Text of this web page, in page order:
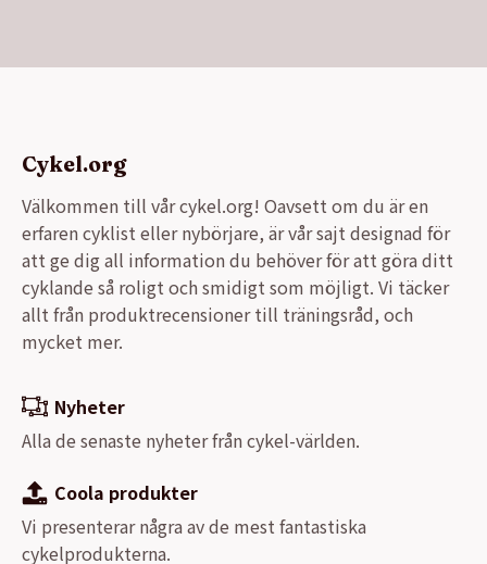
Cykel.org
Välkommen till vår cykel.org! Oavsett om du är en
erfaren cyklist eller nybörjare, är vår sajt designad för
att ge dig all information du behöver för att göra ditt
cyklande så roligt och smidigt som möjligt. Vi täcker
allt från produktrecensioner till träningsråd, och
mycket mer.
Nyheter
Alla de senaste nyheter från cykel-världen.
Coola produkter
Vi presenterar några av de mest fantastiska
cykelprodukterna.